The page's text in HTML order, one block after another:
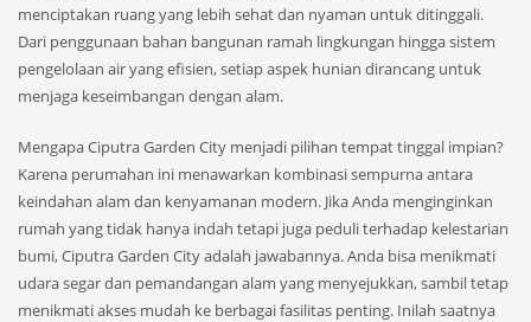
menciptakan ruang yang lebih sehat dan nyaman untuk ditinggali.
Dari penggunaan bahan bangunan ramah lingkungan hingga sistem
pengelolaan air yang efisien, setiap aspek hunian dirancang untuk
menjaga keseimbangan dengan alam.
Mengapa Ciputra Garden City menjadi pilihan tempat tinggal impian?
Karena perumahan ini menawarkan kombinasi sempurna antara
keindahan alam dan kenyamanan modern. Jika Anda menginginkan
rumah yang tidak hanya indah tetapi juga peduli terhadap kelestarian
bumi, Ciputra Garden City adalah jawabannya. Anda bisa menikmati
udara segar dan pemandangan alam yang menyejukkan, sambil tetap
menikmati akses mudah ke berbagai fasilitas penting. Inilah saatnya